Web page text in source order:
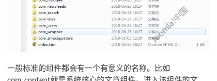
一般标准的组件都会有一个有意义的名称。比如